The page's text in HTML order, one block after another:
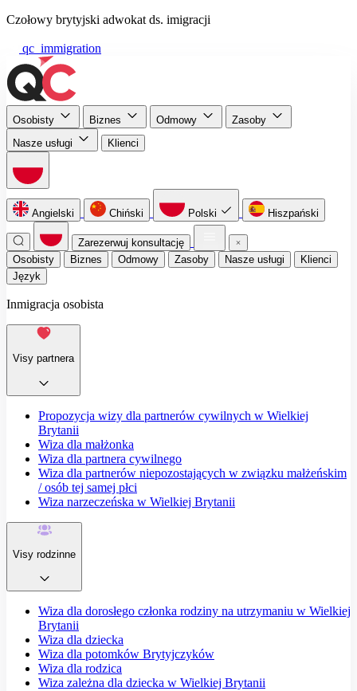
Czołowy brytyjski adwokat ds. imigracji
qc_immigration
Osobisty Biznes Odmowy
Zasoby
Nasze usługi
Klienci
Angielski Chiński Polski Hiszpański
Zarezerwuj konsultację
Osobisty
Biznes Odmowy Zasoby Nasze usługi
Klienci
Język
Inmigracja osobista
Visy partnera
Propozycja wizy dla partnerów cywilnych w Wielkiej
Brytanii
Wiza dla małżonka
Wiza dla partnera cywilnego
Wiza dla partnerów niepozostających w związku małżeńskim
/ osób tej samej płci
Wiza narzeczeńska w Wielkiej Brytanii
Visy rodzinne
Wiza dla dorosłego członka rodziny na utrzymaniu w Wielkiej
Brytanii
Wiza dla dziecka
Wiza dla potomków Brytyjczyków
Wiza dla rodzica
Wiza zależna dla dziecka w Wielkiej Brytanii